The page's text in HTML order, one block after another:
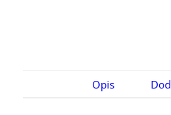
Opis